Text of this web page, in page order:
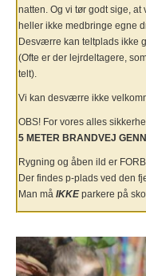
natten. Og vi tør godt sige,
heller ikke medbringe egne
Desværre kan teltplads ikke
(Ofte er der lejrdeltagere,
telt).
Vi kan desværre ikke
OBS! For vores alles
5 METER BRANDVEJ
Rygning og åben ild er
Der findes p-plads ved den
Man må IKKE parkere på